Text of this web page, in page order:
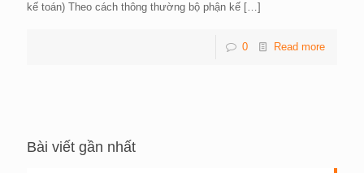
kế toán) Theo cách thông thường bộ phận kế […]
0 Read more
Bài viết gần nhất